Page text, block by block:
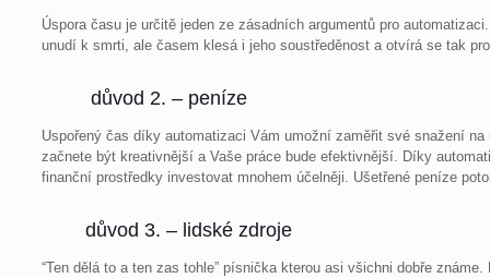
Úspora času je určitě jeden ze zásadních argumentů pro
unudí k smrti, ale časem klesá i jeho soustředěnost a otvírá se tak
důvod 2. – peníze
Uspořený čas díky automatizaci Vám umožní zaměřit své snažení
začnete být kreativnější a Vaše práce bude efektivnější. Díky
finanční prostředky investovat mnohem účelněji. Ušetřené peníze
důvod 3. – lidské zdroje
“Ten dělá to a ten zas tohle” písnička kterou asi všichni dobře